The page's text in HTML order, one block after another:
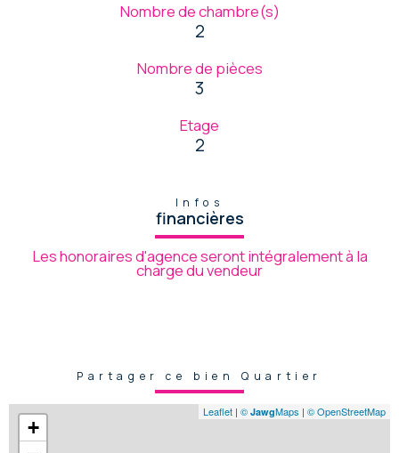
Nombre de chambre(s)
2
Nombre de pièces
3
Etage
2
Infos
financières
Les honoraires d'agence seront intégralement à la
charge du vendeur
Partager ce bien Quartier
+
Leaflet | © JawgMaps | © OpenStreetMap